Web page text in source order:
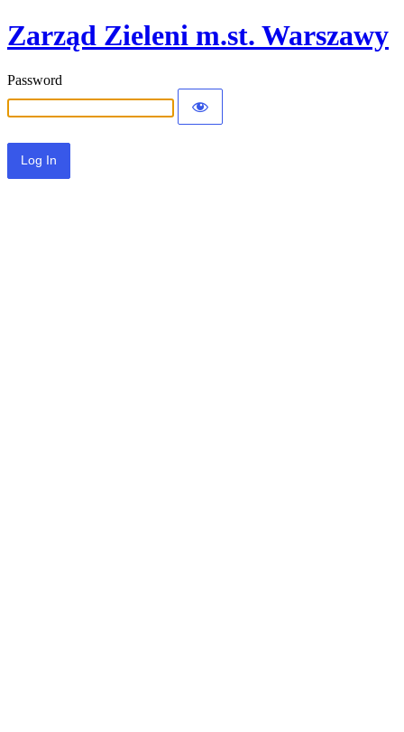
Zarząd Zieleni m.st. Warszawy
Password